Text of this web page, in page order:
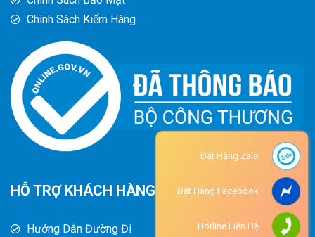
Chính Sách Kiểm Hàng
HỖ TRỢ KHÁCH HÀNG
Hướng Dẫn Đường Đi
Đặt Hàng Zalo
Đặt Hàng Facebook
Hotline Liên Hệ